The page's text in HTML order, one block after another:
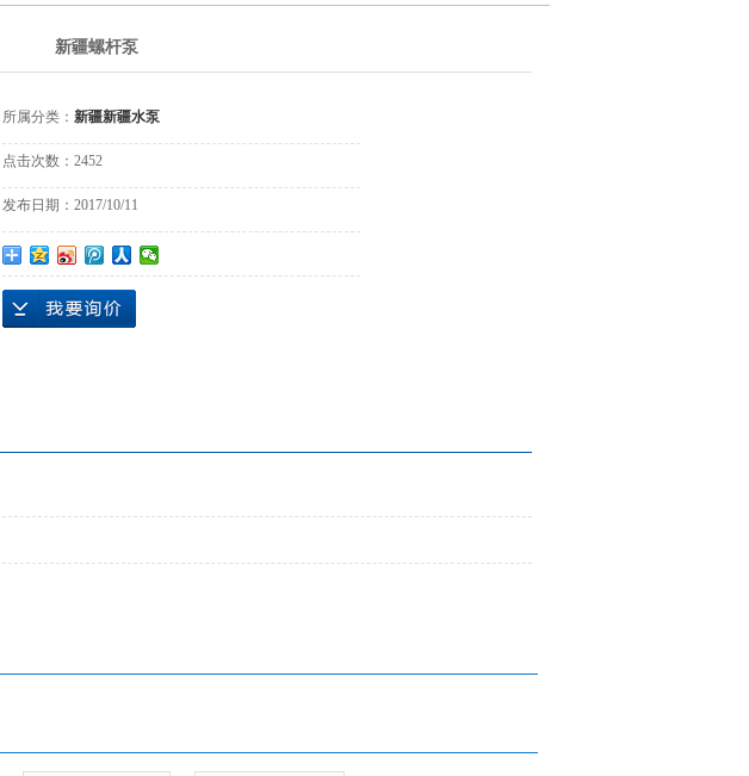
新疆螺杆泵
所属分类： 新疆新疆水泵
点击次数： 2452
发布日期： 2017/10/11